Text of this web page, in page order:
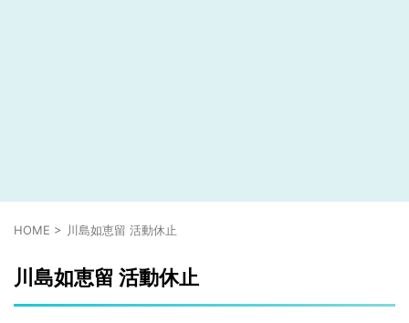
HOME > 川島如恵留 活動休止
川島如恵留 活動休止